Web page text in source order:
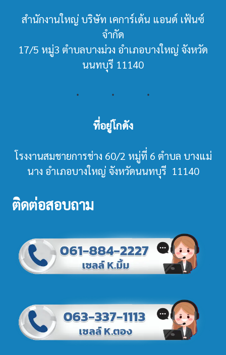
สำนักงานใหญ่ บริษัท เคการ์เด้น แอนด์ เฟ้นซ์
จำกัด
17/5 หมู่3 ตำบลบางม่วง อำเภอบางใหญ่ จังหวัด
นนทบุรี 11140
ที่อยู่โกดัง
โรงงานสมชายการช่าง 60/2 หมู่ที่ 6 ตำบล บางแม่
นาง อำเภอบางใหญ่ จังหวัดนนทบุรี 11140
ติดต่อสอบถาม